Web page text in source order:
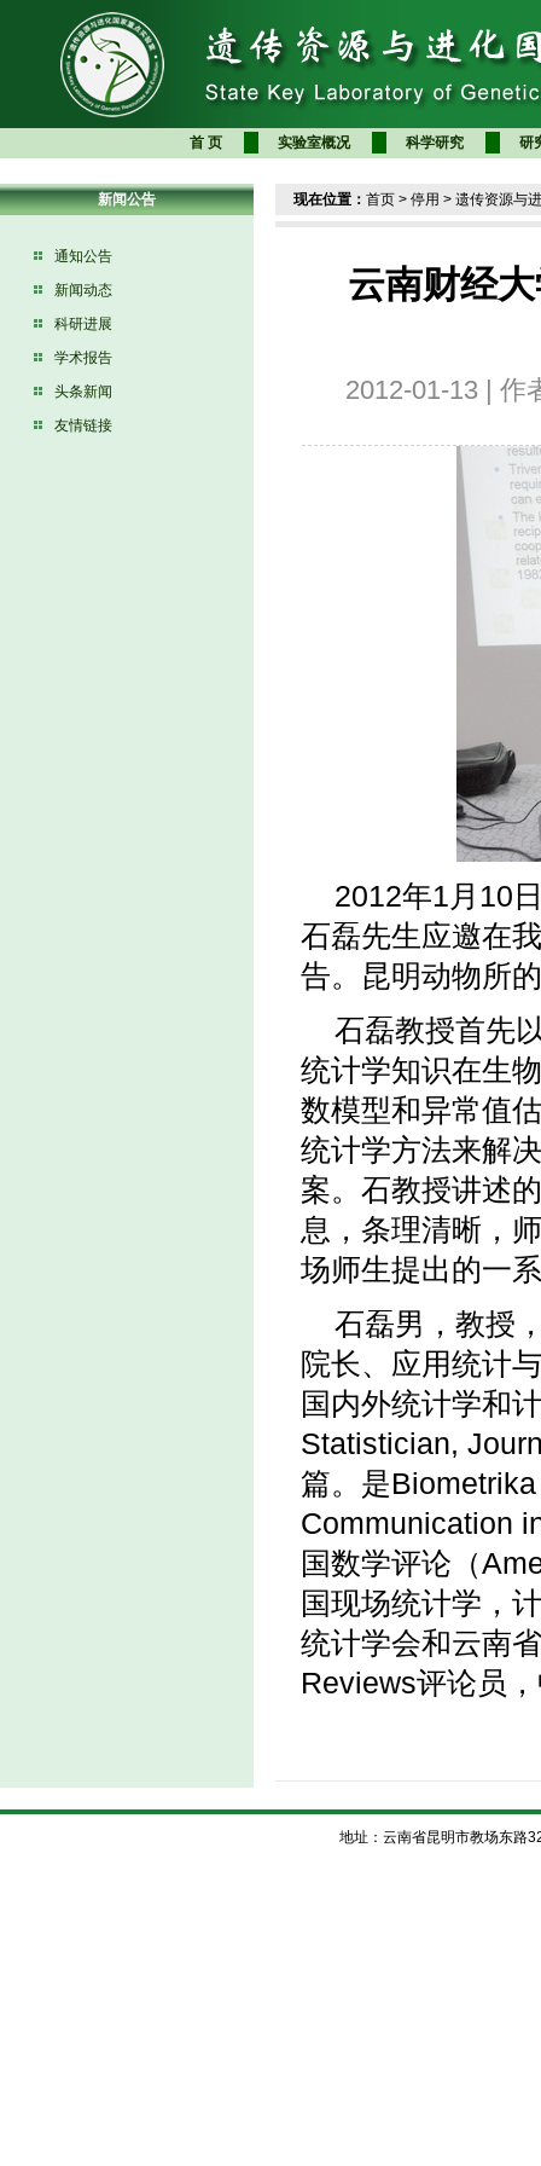
首 页 实验室概况 科学研究 研
新闻公告
通知公告
新闻动态
科研进展
学术报告
头条新闻
友情链接
现在位置： 首页 > 停用 > 遗传资源与
云南财经
2012-01-13 | 作
2012年1月10
石磊先生应邀在
告。昆明动物所
石磊教授首先
统计学知识在生
数模型和异常值
统计学方法来解
案。石教授讲述
息，条理清晰，
场师生提出的一
石磊男，教授
院长、应用统计
国内外统计学和
Statistician,
篇。是
Communication
国数学评论（
国现场统计学，
统计学会和云南
Reviews评论员
地址：云南省昆明市教场东